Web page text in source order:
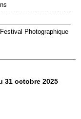
Photographique
31 octobre 2025